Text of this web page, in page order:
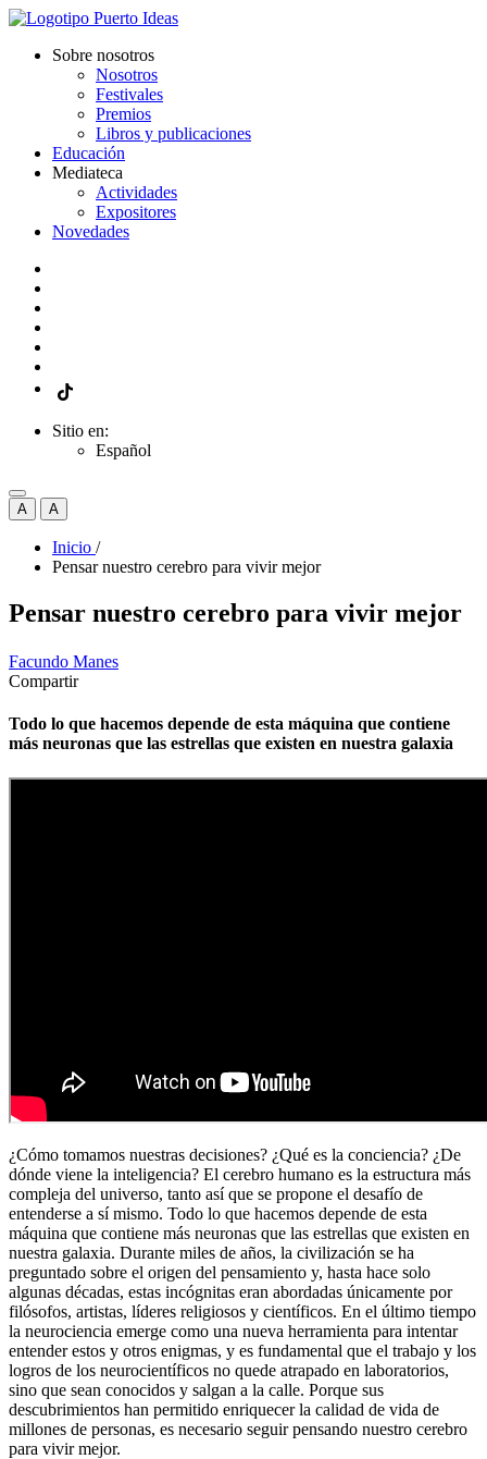
Sobre nosotros
Nosotros
Festivales
Premios
Libros y publicaciones
Educación
Mediateca
Actividades
Expositores
Novedades
Sitio en:
Español
A A
Inicio /
Pensar nuestro cerebro para vivir mejor
Pensar nuestro cerebro para vivir mejor
Facundo Manes
Compartir
Todo lo que hacemos depende de esta máquina que contiene
más neuronas que las estrellas que existen en nuestra galaxia
¿Cómo tomamos nuestras decisiones? ¿Qué es la conciencia? ¿De
dónde viene la inteligencia? El cerebro humano es la estructura más
compleja del universo, tanto así que se propone el desafío de
entenderse a sí mismo. Todo lo que hacemos depende de esta
máquina que contiene más neuronas que las estrellas que existen en
nuestra galaxia. Durante miles de años, la civilización se ha
preguntado sobre el origen del pensamiento y, hasta hace solo
algunas décadas, estas incógnitas eran abordadas únicamente por
filósofos, artistas, líderes religiosos y científicos. En el último tiempo
la neurociencia emerge como una nueva herramienta para intentar
entender estos y otros enigmas, y es fundamental que el trabajo y los
logros de los neurocientíficos no quede atrapado en laboratorios,
sino que sean conocidos y salgan a la calle. Porque sus
descubrimientos han permitido enriquecer la calidad de vida de
millones de personas, es necesario seguir pensando nuestro cerebro
para vivir mejor.